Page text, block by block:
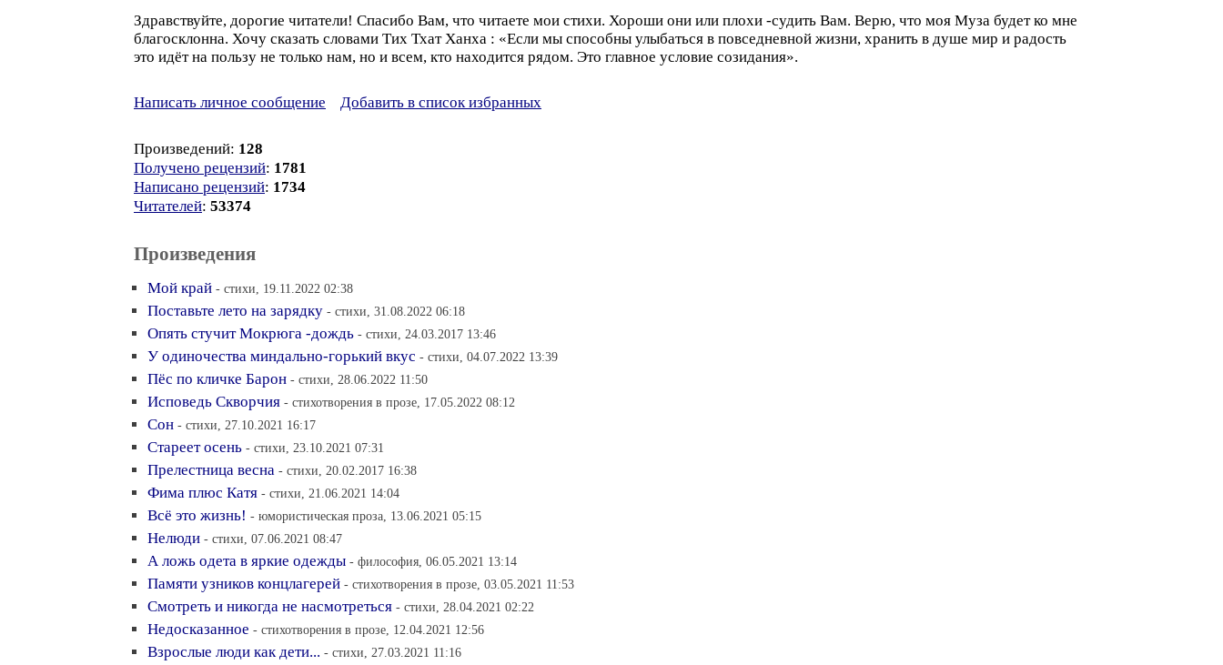
Здравствуйте, дорогие читатели! Спасибо Вам, что читаете мои стихи. Хороши они или плохи -судить Вам. Верю, что моя Муза будет ко мне
благосклонна. Хочу сказать словами Тих Тхат Ханха : «Если мы способны улыбаться в повседневной жизни, хранить в душе мир и радость
это идёт на пользу не только нам, но и всем, кто находится рядом. Это главное условие созидания».
Написать личное сообщение Добавить в список избранных
Произведений: 128
Получено рецензий: 1781
Написано рецензий: 1734
Читателей: 53374
Произведения
Мой край - стихи, 19.11.2022 02:38
Поставьте лето на зарядку - стихи, 31.08.2022 06:18
Опять стучит Мокрюга -дождь - стихи, 24.03.2017 13:46
У одиночества миндально-горький вкус - стихи, 04.07.2022 13:39
Пёс по кличке Барон - стихи, 28.06.2022 11:50
Исповедь Скворчия - стихотворения в прозе, 17.05.2022 08:12
Сон - стихи, 27.10.2021 16:17
Стареет осень - стихи, 23.10.2021 07:31
Прелестница весна - стихи, 20.02.2017 16:38
Фима плюс Катя - стихи, 21.06.2021 14:04
Всё это жизнь! - юмористическая проза, 13.06.2021 05:15
Нелюди - стихи, 07.06.2021 08:47
А ложь одета в яркие одежды - философия, 06.05.2021 13:14
Памяти узников концлагерей - стихотворения в прозе, 03.05.2021 11:53
Смотреть и никогда не насмотреться - стихи, 28.04.2021 02:22
Недосказанное - стихотворения в прозе, 12.04.2021 12:56
Взрослые люди как дети... - стихи, 27.03.2021 11:16